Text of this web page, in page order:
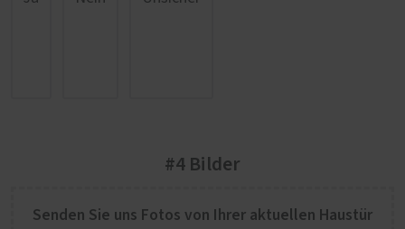
#4 Bilder
Senden Sie uns Fotos von Ihrer aktuellen Haustür